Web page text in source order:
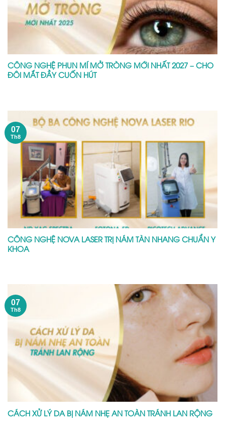
CÔNG NGHỆ PHUN MÍ MỞ TRÒNG MỚI NHẤT 2027 – CHO
ĐÔI MẮT ĐẦY CUỐN HÚT
CÔNG NGHỆ NOVA LASER TRỊ NÁM TÀN NHANG CHUẨN Y
KHOA
07
Th8
CÁCH XỬ LÝ DA BỊ NÁM NHẸ AN TOÀN TRÁNH LAN RỘNG
07
Th8